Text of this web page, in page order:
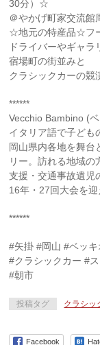
30分）☆
＠やかげ町家交流館
☆地元の特産品☆フ
ドライバーやギャ
宿場町の街並みと
クラシックカーの
******
Vecchio Bambino (
イタリア語で子ども
岡山県内各地を舞台
リー。訪れる地域
支援・交通事故遺児
16年・27回大会を迎
******
#矢掛 #岡山 #ベッキ
#クラシックカー #
#朝市
投稿タグ クラシッ
Facebook